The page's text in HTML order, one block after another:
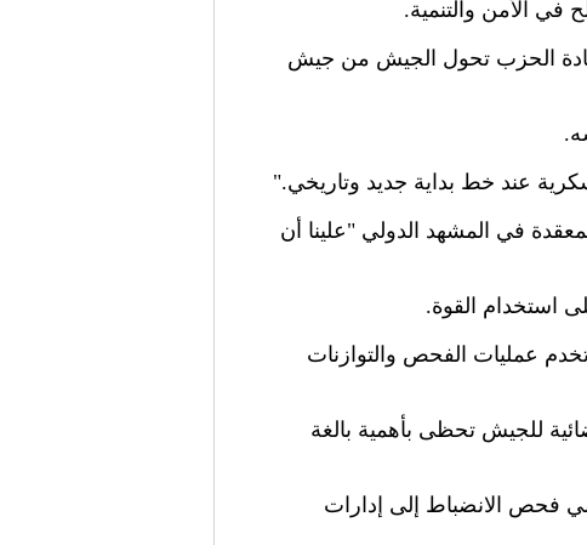
الأمن والتنمية.
الحزب تحول الجيش من جيش
عند خط بداية جديد وتاريخي."
في المشهد الدولي "علينا أن
استخدام القوة.
عمليات الفحص والتوازنات
للجيش تحظى بأهمية بالغة
فحص الانضباط إلى إدارات